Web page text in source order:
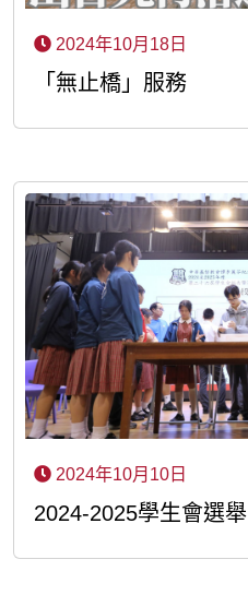
2024年10月18日
「無止橋」服務
2024年10月10日
2024-2025學生會選舉